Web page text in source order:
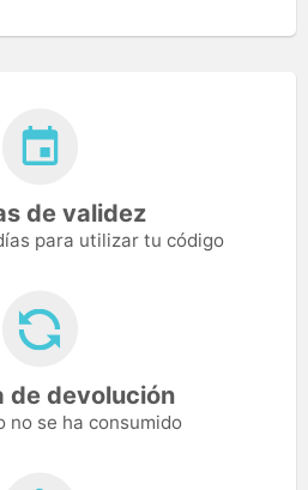
de validez
para utilizar tu código
de devolución
no se ha consumido